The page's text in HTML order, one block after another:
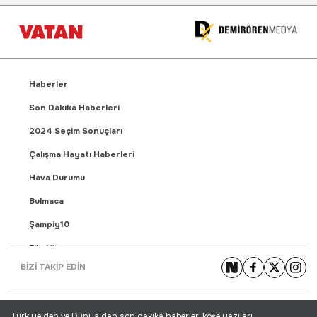
Haberler
Son Dakika Haberleri
2024 Seçim Sonuçları
Çalışma Hayatı Haberleri
Hava Durumu
Bulmaca
Şampiy10
Fikstür
Puan Durumu
BİZİ TAKİP EDİN